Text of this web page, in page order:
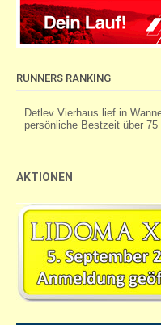
RUNNERS RANKING
AKTIONEN